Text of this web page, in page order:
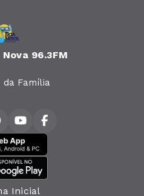
96.3FM
da Família
Inicial